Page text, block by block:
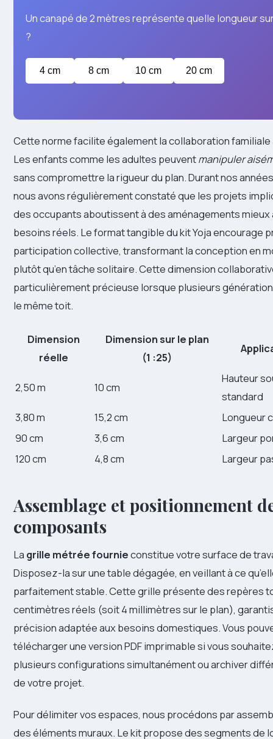
Un canapé de 2 mètres représente quelle longueur
?
4 cm 8 cm 10 cm 20 cm
Cette norme facilite également la collaboration
Les enfants comme les adultes peuventmanipuler
sans compromettre la rigueur du plan. Durant nos
nous avons régulièrement constaté que les projets
des occupants aboutissent à des aménagements mieux
besoins réels. Le format tangible du kit Yoja encourage
participation collective, transformant la conception en
plutôt qu’en tâche solitaire. Cette dimension
particulièrement précieuse lorsque plusieurs
le même toit.
Dimension
réelle
Dimension sur le plan
(1 :25)
2,50 m 10 cm
Hauteur
standard
3,80 m
15,2 cm
Longueur
90 cm
3,6 cm
Largeur
120 cm
4,8 cm Largeur
Assemblage et positionnement
composants
La grille métrée fournieconstitue votre surface de
Disposez-la sur une table dégagée, en veillant à ce
parfaitement stable. Cette grille présente des repères
centimètres réels (soit 4 millimètres sur le plan),
précision adaptée aux besoins domestiques. Vous
télécharger une version PDF imprimable si vous
plusieurs configurations simultanément ou archiver
de votre projet.
Pour délimiter vos espaces, nous procédons par
des éléments muraux. Le kit propose des segments de